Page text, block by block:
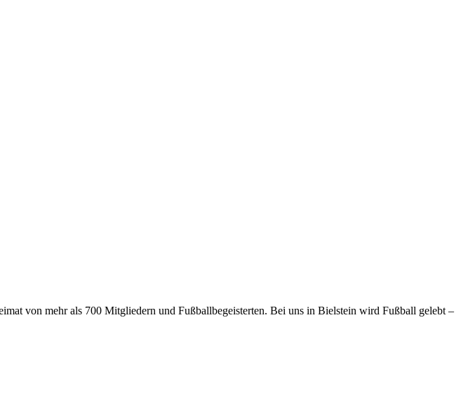
von mehr als 700 Mitgliedern und Fußballbegeisterten. Bei uns in Bielstein wird Fußball gelebt –